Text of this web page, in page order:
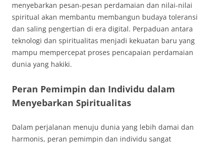
menyebarkan pesan-pesan perdamaian dan nilai-nilai
spiritual akan membantu membangun budaya toleransi
dan saling pengertian di era digital. Perpaduan antara
teknologi dan spiritualitas menjadi kekuatan baru yang
mampu mempercepat proses pencapaian perdamaian
dunia yang hakiki.
Peran Pemimpin dan Individu dalam
Menyebarkan Spiritualitas
Dalam perjalanan menuju dunia yang lebih damai dan
harmonis, peran pemimpin dan individu sangat